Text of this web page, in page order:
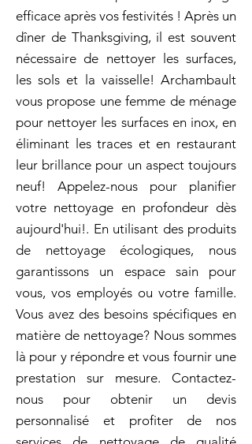
efficace après vos festivités ! Après un
dîner de Thanksgiving, il est souvent
nécessaire de nettoyer les surfaces,
les sols et la vaisselle! Archambault
vous propose une femme de ménage
pour nettoyer les surfaces en inox, en
éliminant les traces et en restaurant
leur brillance pour un aspect toujours
neuf! Appelez-nous pour planifier
votre nettoyage en profondeur dès
aujourd'hui!. En utilisant des produits
de nettoyage écologiques, nous
garantissons un espace sain pour
vous, vos employés ou votre famille.
Vous avez des besoins spécifiques en
matière de nettoyage? Nous sommes
là pour y répondre et vous fournir une
prestation sur mesure. Contactez-
nous pour obtenir un devis
personnalisé et profiter de nos